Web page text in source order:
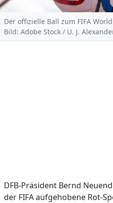
Der offizielle Ball zum FIFA
Bild: Adobe Stock / U. J.
DFB-Präsident Bernd
der FIFA aufgehobene Rot-